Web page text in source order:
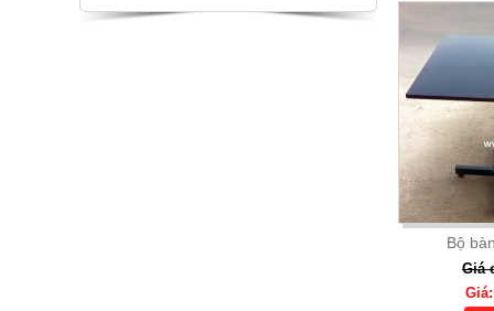
Bộ bàn đá tròn xoay cao cấp + 6
Bộ
Giá